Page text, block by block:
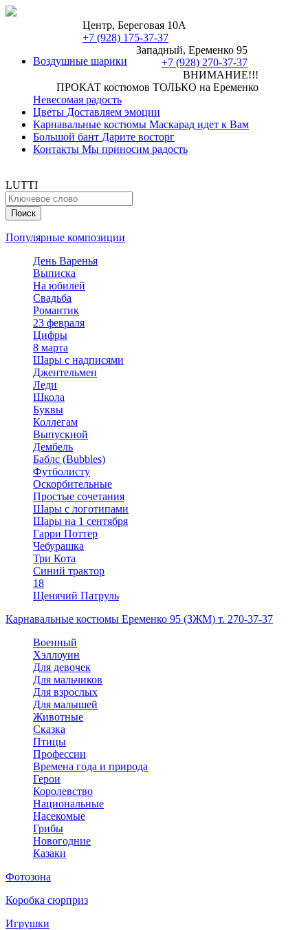
Центр, Береговая 10А
+7 (928) 175-37-37
Западный, Еременко 95
+7 (928) 270-37-37
ВНИМАНИЕ!!!
ПРОКАТ костюмов ТОЛЬКО на Еременко
Воздушные шарики
Невесомая радость
Цветы Доставляем эмоции
Карнавальные костюмы Маскарад идет к Вам
Большой бант Дарите восторг
Контакты Мы приносим радость
LUTTI
Популярные композиции
День Варенья
Выписка
На юбилей
Свадьба
Романтик
23 февраля
Цифры
8 марта
Шары с надписями
Джентельмен
Леди
Школа
Буквы
Коллегам
Выпускной
Дембель
Баблс (Bubbles)
Футболисту
Оскорбительные
Простые сочетания
Шары с логотипами
Шары на 1 сентября
Гарри Поттер
Чебурашка
Три Кота
Синий трактор
18
Щенячий Патруль
Карнавальные костюмы Еременко 95 (ЗЖМ) т. 270-37-37
Военный
Хэллоуин
Для девочек
Для мальчиков
Для взрослых
Для малышей
Животные
Сказка
Птицы
Профессии
Времена года и природа
Герои
Королевство
Национальные
Насекомые
Грибы
Новогодние
Казаки
Фотозона
Коробка сюрприз
Игрушки